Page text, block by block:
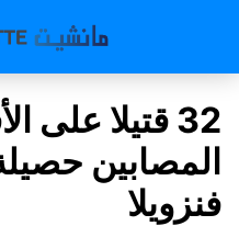
32 قتيلا على
المصابين
فنزويلا